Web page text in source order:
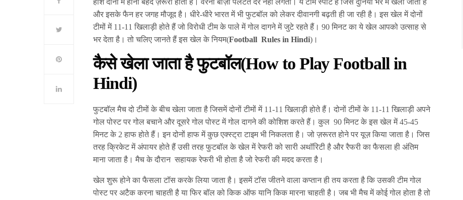
और इसके फैन हर जगह मौजूद है। धीरे-धीरे भारत में भी फुटबॉल को लेकर दीवानगी बढ़ती ही जा रही है। इस खेल में दोनों
टीमों में 11-11 खिलाड़ी होते हैं जो विरोधी टीम के पाले में गोल दागने में जुटे रहते हैं। 90 मिनट का ये खेल आपको उत्साह से
भर देता है। तो चलिए जानते हैं इस खेल के नियम(FootballRules in Hindi)।
कैसे खेला जाता है फुटबॉल(How to Play Football in
Hindi)
फुटबॉल मैच दो टीमों के बीच खेला जाता है जिसमें दोनों टीमों में 11-11 खिलाड़ी होते हैं। दोनों टीमों के 11-11 खिलाड़ी अपने
गोल पोस्ट पर गोल बचाने और दूसरे गोल पोस्ट में गोल दागने की कोशिश करते हैं। कुल 90 मिनट के इस खेल में 45-45
मिनट के 2 हाफ होते हैं। इन दोनों हाफ में कुछ एक्स्ट्रा टाइम भी निकलता है। जो ज़रूरत होने पर यूज़ किया जाता है। जिस
तरह क्रिकेट में अंपायर होते हैं उसी तरह फुटबॉल के खेल में रेफरी को सारी अथॉरिटी है और रैफरी का फैसला ही अंतिम
माना जाता है। मैच के दौरान सहायक रेफरी भी होता है जो रेफरी की मदद करता है।
खेल शुरू होने का फैसला टॉस करके लिया जाता है। इसमें टॉस जीतने वाला कप्तान ही तय करता है कि उसकी टीम गोल
पोस्ट पर अटैक करना चाहती है या फिर बॉल को किक ऑफ यानि किक मारना चाहती है। जब भी मैच में कोई गोल होता है तो